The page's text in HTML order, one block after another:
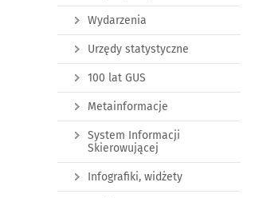
Wydarzenia
Urzędy statystyczne
100 lat GUS
Metainformacje
System Informacji
Skierowującej
Infografiki, widżety